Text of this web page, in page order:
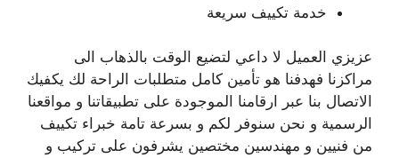
خدمة تكييف سريعة
عزيزي العميل لا داعي لتضيع الوقت بالذهاب الى
مراكزنا فهدفنا هو تأمين كامل متطلبات الراحة لك يكفيك
الاتصال بنا عبر ارقامنا الموجودة على تطبيقاتنا و مواقعنا
الرسمية و نحن سنوفر لكم و بسرعة تامة خبراء تكييف
من فنيين و مهندسين مختصين يشرفون على تركيب و